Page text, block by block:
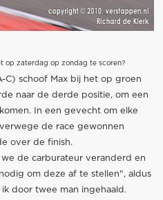
op zaterdag op zondag te scoren?
C) schoof Max bij het op groen
naar de derde positie, om een
In een gevecht om elke
de race gewonnen
over de finish.
de carburateur veranderd en
om deze af te stellen", aldus
door twee man ingehaald.